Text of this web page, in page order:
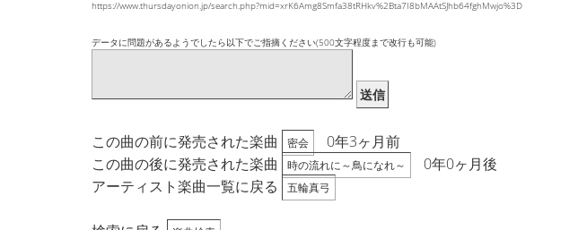
https://www.thursdayonion.jp/search.php?mid=xrK6Amg8Smfa38tRHkv%2Bta7I8bMAAtSJhb64fghMwjo%3D
データに問題があるようでしたら以下でご指摘ください(500文字程度まで改行も可能)
送信
この曲の前に発売された楽曲 密会
0年3ヶ月前
この曲の後に発売された楽曲
時の流れに～鳥になれ～
0年0ヶ月後
アーティスト楽曲一覧に戻る
五輪真弓